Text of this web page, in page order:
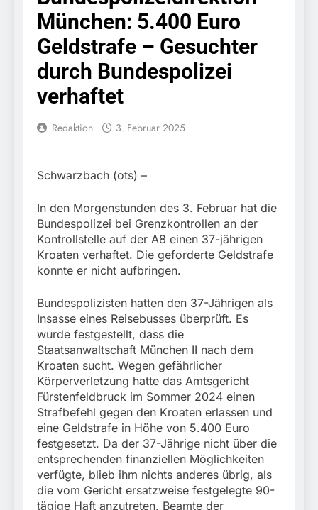
Knopfdruck / Schnelle
Festnahme nach
sexueller Belästigung
Bundespolizeidirektion
München: Bundespolizei
kontrolliert
grenzüberschreitenden
Verkehr / Waffenfund im
7. August 2026
Bundespolizeidirektion
München: Schneller
beendet / Bundespolizei
fest
München: Ausgesetzte
Tierheim übernimmt
Schrotthändler
Euro Sozialleistungen
Ermittlungen der
Finanzkontrolle
Schwarzarbeit führen zu
rechtskräftiger
Verurteilung wegen
Bundespolizeidirektion
München: Europaweit
gesuchtes Mitglied einer
kriminellen Vereinigung
geht ins Netz –
Bundespolizei vollstreckt
Auslieferungshaftbefehl
6. August 2026
Bundespolizeidirektion
München: Update zu den
Bundespolizei in
Saarbrücken
Bundespolizeidirektion
München:
Beinahekollision an
Bahnübergang in Aubing
/ Bundespolizei ermittelt
wegen gefährlichen
Eingriffs in den
Bahnverkehr
5. August 2026
München: 5.400 Euro
Geldstrafe – Gesuchter
durch Bundespolizei
verhaftet
Redaktion 3. Februar 2025
Schwarzbach (ots) –
In den Morgenstunden des 3. Februar hat die
Bundespolizei bei Grenzkontrollen an der
Kontrollstelle auf der A8 einen 37-jährigen
Kroaten verhaftet. Die geforderte Geldstrafe
konnte er nicht aufbringen.
Bundespolizisten hatten den 37-Jährigen als
Insasse eines Reisebusses überprüft. Es
wurde festgestellt, dass die
Staatsanwaltschaft München II nach dem
Kroaten sucht. Wegen gefährlicher
Körperverletzung hatte das Amtsgericht
Fürstenfeldbruck im Sommer 2024 einen
Strafbefehl gegen den Kroaten erlassen und
eine Geldstrafe in Höhe von 5.400 Euro
festgesetzt. Da der 37-Jährige nicht über die
entsprechenden finanziellen Möglichkeiten
verfügte, blieb ihm nichts anderes übrig, als
die vom Gericht ersatzweise festgelegte 90-
tägige Haft anzutreten. Beamte der